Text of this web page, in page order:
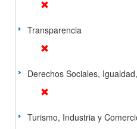
Transparencia
Derechos Sociales,
Turismo, Industria y